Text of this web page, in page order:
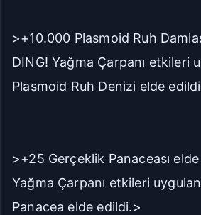
>+10.000 Plasmoid Ruh
DING! Yağma Çarpanı etkileri
Plasmoid Ruh Denizi elde
>+25 Gerçeklik Panaceası
Yağma Çarpanı etkileri
Panacea elde edildi.>